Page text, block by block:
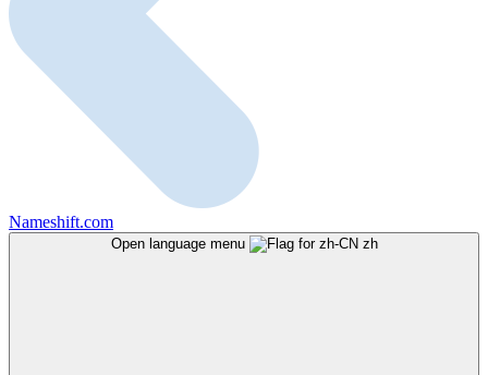
Nameshift.com
Open language menu zh